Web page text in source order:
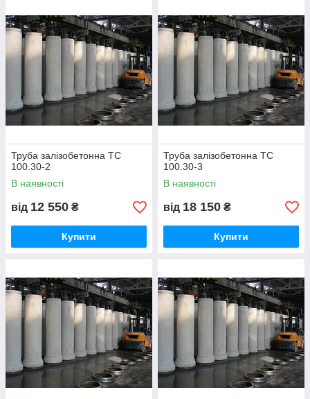
Труба залізобетонна ТС
100.30-2
В наявності
від 12 550 ₴
Купити
Труба залізобетонна ТС
100.30-3
В наявності
від 18 150 ₴
Купити